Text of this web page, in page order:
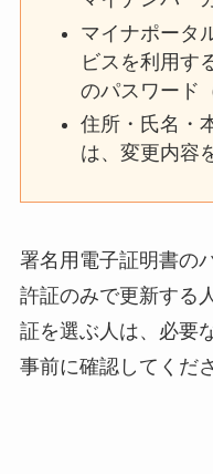
マイナポータ
ビスを利用す
のパスワード
住所・氏名・
は、変更内容
署名用電子証明書の
許証のみで更新する
証を選ぶ人は、必要
事前に確認してくだ